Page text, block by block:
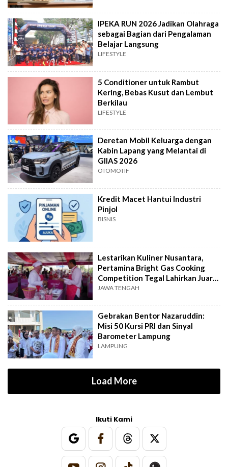
IPEKA RUN 2026 Jadikan Olahraga
sebagai Bagian dari Pengalaman
Belajar Langsung
LIFESTYLE
5 Conditioner untuk Rambut
Kering, Bebas Kusut dan Lembut
Berkilau
LIFESTYLE
Deretan Mobil Keluarga dengan
Kabin Lapang yang Melantai di
GIIAS 2026
OTOMOTIF
Kredit Macet Hantui Industri
Pinjol
BISNIS
Lestarikan Kuliner Nusantara,
Pertamina Bright Gas Cooking
Competition Tegal Lahirkan Juara
Baru
JAWA TENGAH
Gebrakan Bentor Nazaruddin:
Misi 50 Kursi PRI dan Sinyal
Barometer Lampung
LAMPUNG
Load More
Ikuti Kami